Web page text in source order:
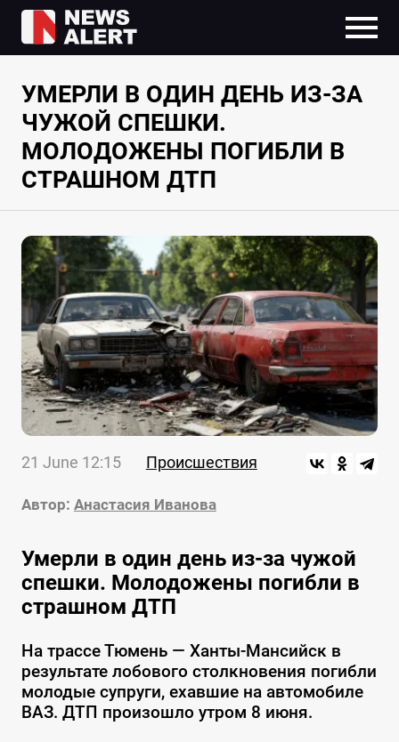
УМЕРЛИ В ОДИН ДЕНЬ ИЗ-ЗА
ЧУЖОЙ СПЕШКИ.
МОЛОДОЖЕНЫ ПОГИБЛИ В
СТРАШНОМ ДТП
21 June 12:15 Происшествия
Автор: Анастасия Иванова
Умерли в один день из-за чужой
спешки. Молодожены погибли в
страшном ДТП
На трассе Тюмень — Ханты-Мансийск в
результате лобового столкновения погибли
молодые супруги, ехавшие на автомобиле
ВАЗ. ДТП произошло утром 8 июня.